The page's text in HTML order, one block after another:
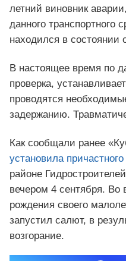
летний виновник
данного транспортного
находился в состоянии
В настоящее время по
проверка,
проводятся
задержанию.
Как сообщали ранее
установила
районе
вечером 4 сентября. Во
рождения своего
запустил салют, в
возгорание.